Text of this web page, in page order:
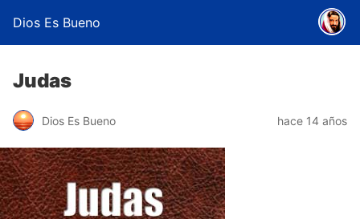
Dios Es Bueno
Judas
Dios Es Bueno hace 14 años